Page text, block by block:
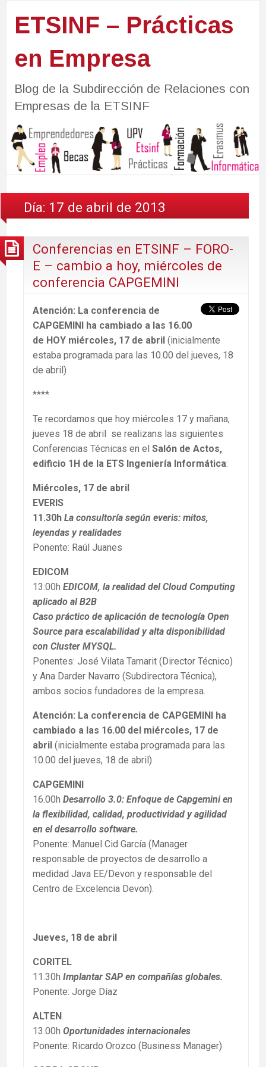
ETSINF – Prácticas
en Empresa
Blog de la Subdirección de Relaciones con
Empresas de la ETSINF
Día: 17 de abril de 2013
Conferencias en ETSINF – FORO-
E – cambio a hoy, miércoles de
conferencia CAPGEMINI
Atención: La conferencia de
CAPGEMINI ha cambiado a las 16.00
de HOY miércoles, 17 de abril (inicialmente
estaba programada para las 10.00 del jueves, 18
de abril)
****
Te recordamos que hoy miércoles 17 y mañana,
jueves 18 de abril se realizans las siguientes
Conferencias Técnicas en el Salón de Actos,
edificio 1H de la ETS Ingeniería Informática:
Miércoles, 17 de abril
EVERIS
11.30h La consultoría según everis: mitos,
leyendas y realidades
Ponente: Raúl Juanes
EDICOM
13:00h EDICOM, la realidad del Cloud Computing
aplicado al B2B
Caso práctico de aplicación de tecnología Open
Source para escalabilidad y alta disponibilidad
con Cluster MYSQL.
Ponentes: José Vilata Tamarit (Director Técnico)
y Ana Darder Navarro (Subdirectora Técnica),
ambos socios fundadores de la empresa.
Atención: La conferencia de CAPGEMINI ha
cambiado a las 16.00 del miércoles, 17 de
abril (inicialmente estaba programada para las
10.00 del jueves, 18 de abril)
CAPGEMINI
16.00h Desarrollo 3.0: Enfoque de Capgemini en
la flexibilidad, calidad, productividad y agilidad
en el desarrollo software.
Ponente: Manuel Cid García (Manager
responsable de proyectos de desarrollo a
medidad Java EE/Devon y responsable del
Centro de Excelencia Devon).
Jueves, 18 de abril
CORITEL
11.30h Implantar SAP en compañías globales.
Ponente: Jorge Díaz
ALTEN
13.00h Oportunidades internacionales
Ponente: Ricardo Orozco (Business Manager)